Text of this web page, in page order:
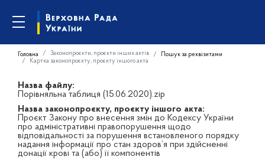
Головна Законопроєкти, проєкти інших актів
Пошук за реквізитами
Картка законопроєкту, проєкту іншого акта
Назва файлу:
Порівняльна таблиця (15.06.2020).zip
Назва законопроєкту, проєкту іншого акта:
Проєкт Закону про внесення змін до Кодексу України
про адміністративні правопорушення щодо
відповідальності за порушення встановленого порядку
надання інформації про стан здоров’я при здійсненні
донації крові та (або) її компонентів